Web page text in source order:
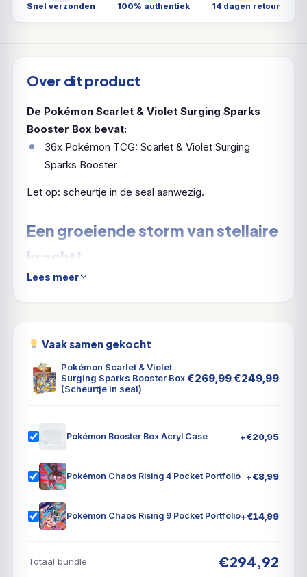
Snel verzonden 100% authentiek 14 dagen retour
Over dit product
De Pokémon Scarlet & Violet Surging Sparks
Booster Box bevat:
36x Pokémon TCG: Scarlet & Violet Surging
Sparks Booster
Let op: scheurtje in de seal aanwezig.
Een groeiende storm van stellaire
kracht!
Stellar Tera Pokémon ex verlicht hij de kustlijn en
door de torenhoge Alolan Exeggutor ex! Archaludon
ex en Latias ex maken de horde compleet, terwijl
Pokémon ex voor verrassingen zorgen. Stromingen
knetteren en draken brullen in de uitbreiding Pokémon
TCG: Scarlet & Violet-Surging Sparks!
Lees meer
Vaak samen gekocht
Pokémon Scarlet & Violet
Surging Sparks Booster Box
(Scheurtje in seal)
€269,99€249,99
Pokémon Booster Box Acryl Case +€20,95
Pokémon Chaos Rising 4 Pocket Portfolio +€8,99
Pokémon Chaos Rising 9 Pocket Portfolio+€14,99
Totaal bundle €294,92